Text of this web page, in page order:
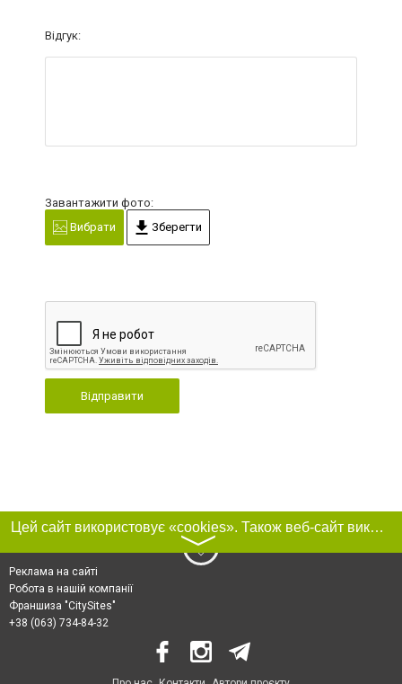
Відгук:
Завантажити фото:
Вибрати
Зберегти
Відправити
Цей сайт використовує «cookies». Також веб-сайт використовує інтернет-сервіс для збору технічних даних стосовно відвідувачів з метою отримання маркетингової та статистичної інформації. Умови обробки даних відвідувачів сайту див.
〉
Реклама на сайті
Робота в нашій компанії
Франшиза "CitySites"
+38 (063) 734-84-32